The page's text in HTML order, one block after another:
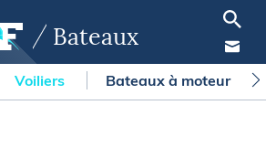
Bateaux
Voiliers Bateaux à moteur